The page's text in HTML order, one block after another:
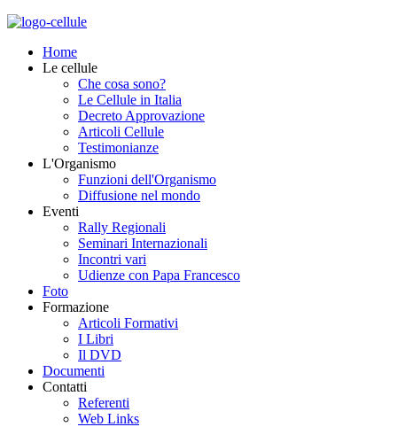
Home
Le cellule
Che cosa sono?
Le Cellule in Italia
Decreto Approvazione
Articoli Cellule
Testimonianze
L'Organismo
Funzioni dell'Organismo
Diffusione nel mondo
Eventi
Rally Regionali
Seminari Internazionali
Incontri vari
Udienze con Papa Francesco
Foto
Formazione
Articoli Formativi
I Libri
Il DVD
Documenti
Contatti
Referenti
Web Links